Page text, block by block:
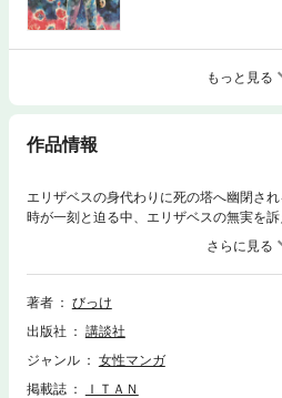
もっと見る
作品情報
エリザベスの身代わりに死の塔へ幽閉さ
時が一刻と迫る中、エリザベスの無実を訴
ン！ 民衆が固唾を飲んで見守る中、事態
ベスのそしてゼントレンの命運やいかに？
著者
びっけ
出版社
講談社
ジャンル
女性マンガ
掲載誌
ＩＴＡＮ